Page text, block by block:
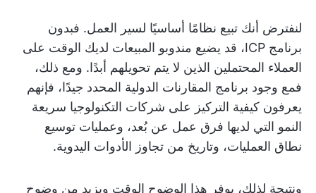
لنفترض أنك تبيع نظامًا أساسيًا لسير العمل. فبدون
برنامج ICP، قد يضيع مندوبو المبيعات لديك الوقت على
العملاء المحتملين الذين لا يتم تحويلهم أبدًا. ومع ذلك،
فمع وجود برنامج المقارنات الدولية المحدد جيدًا، فإنهم
يعرفون كيفية التركيز على شركات التكنولوجيا سريعة
النمو التي لديها فرق عمل عن بُعد، وعمليات توسيع
نطاق العمليات، وتاريخ من تجاوز الأدوات اليدوية.
ونتيجة لذلك، يوفر هذا الوضوح الوقت ويزيد من وضوح